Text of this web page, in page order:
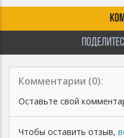
Комментарии (0):
Оставьте свой
Чтобы оставить отзыв,